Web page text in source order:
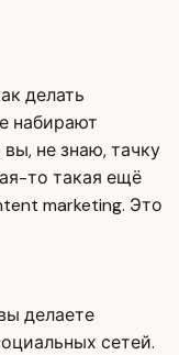
делать
набирают
не знаю, тачку
то такая ещё
marketing. Это
делаете
сетей.